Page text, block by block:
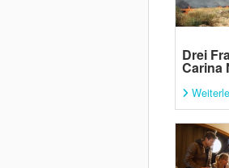
Drei
Carina